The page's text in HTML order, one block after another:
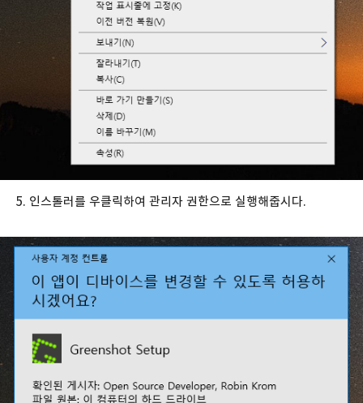
5. 인스톨러를 우클릭하여 관리자 권한으로 실행해줍시다.